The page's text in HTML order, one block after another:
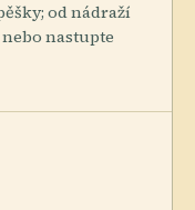
od nádraží
nastupte